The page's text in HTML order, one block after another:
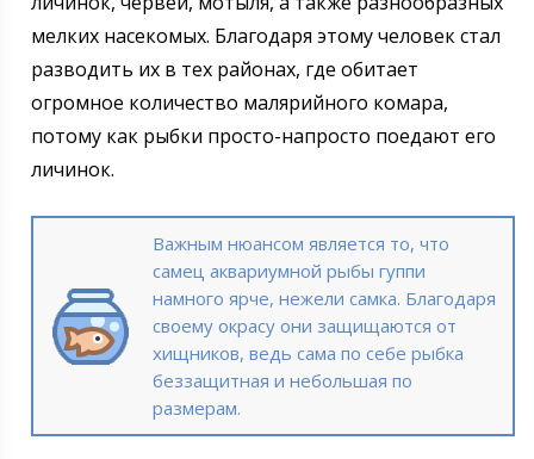
мелких насекомых. Благодаря этому человек стал
разводить их в тех районах, где обитает
огромное количество малярийного комара,
потому как рыбки просто-напросто поедают его
личинок.
Важным нюансом является то, что
самец аквариумной рыбы гуппи
намного ярче, нежели самка. Благодаря
своему окрасу они защищаются от
хищников, ведь сама по себе рыбка
беззащитная и небольшая по
размерам.